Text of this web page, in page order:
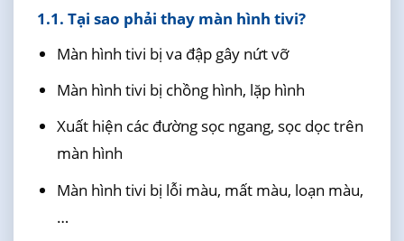
1.1. Tại sao phải thay màn hình tivi?
Màn hình tivi bị va đập gây nứt vỡ
Màn hình tivi bị chồng hình, lặp hình
Xuất hiện các đường sọc ngang, sọc dọc trên
màn hình
Màn hình tivi bị lỗi màu, mất màu, loạn màu,
…